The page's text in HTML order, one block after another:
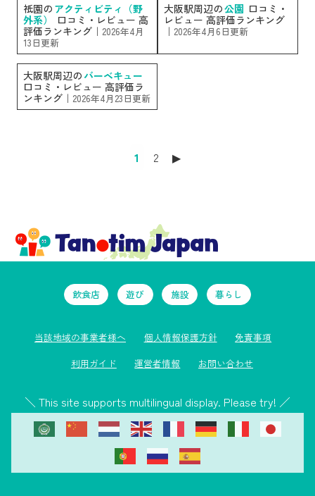
祇園の アクティビティ（野
外系）
口コミ・レビュー 高
評価ランキング｜ 2026年4月
13日更新
大阪駅周辺の公園 口コミ・
レビュー 高評価ランキング
｜ 2026年4月6日更新
大阪駅周辺の バーベキュー
口コミ・レビュー 高評価ラ
ンキング｜ 2026年4月23日更新
1 2 ▶︎
飲食店 遊び 施設 暮らし
当該地域の事業者様へ 個人情報保護方針
免責事項
利用ガイド
運営者情報 お問い合わせ
＼ This site supports multilingual display. Please try! ／